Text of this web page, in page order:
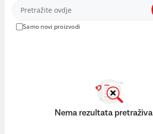
Proizvodi
Samo novi proizvodi
Nema rezultata